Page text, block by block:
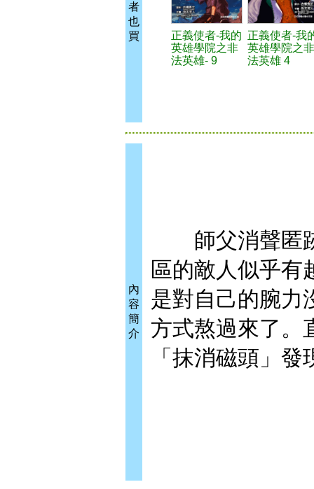
者
也
買
正義使者-我的
英雄學院之非
法英雄- 9
正義使者-我
英雄學院之非
法英雄 4
內
容
簡
介
師父消聲匿跡
區的敵人似乎有
是對自己的腕力
方式熬過來了。
「抹消磁頭」